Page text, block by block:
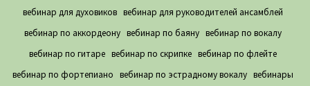
вебинар для духовиков вебинар для руководителей ансамблей
вебинар по аккордеону вебинар по баяну вебинар по вокалу
вебинар по гитаре вебинар по скрипке вебинар по флейте
вебинар по фортепиано
вебинар по эстрадному вокалу вебинары